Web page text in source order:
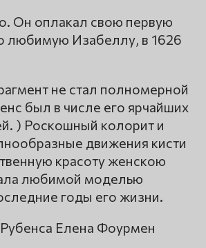
Он оплакал свою первую
любимую Изабеллу, в 1626
не стал полномерной
был в числе его ярчайших
) Роскошный колорит и
движения кисти
красоту женскою
любимой моделью
годы его жизни.